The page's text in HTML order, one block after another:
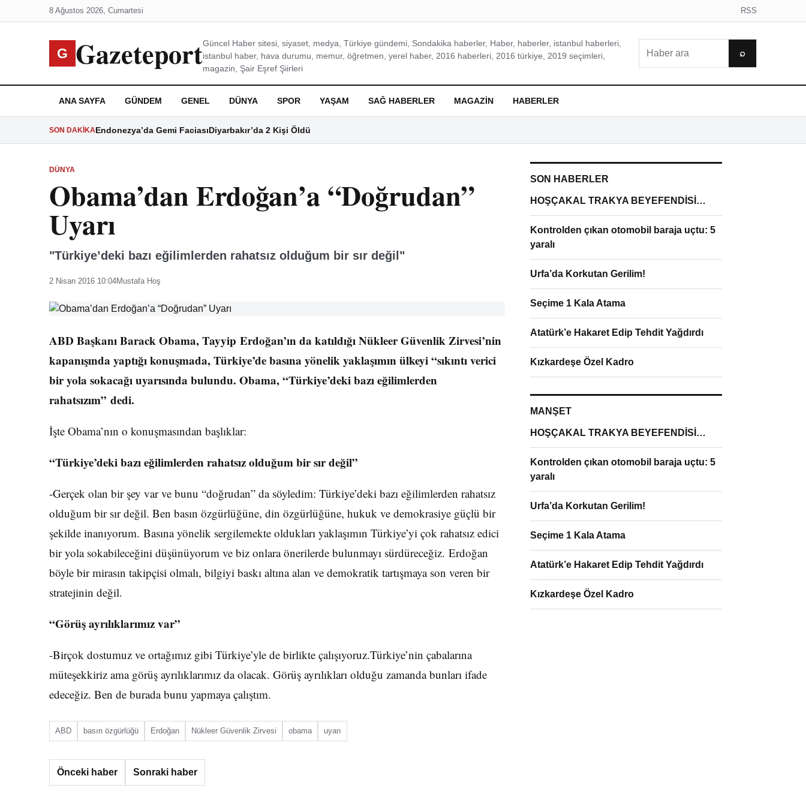
8 Ağustos 2026, Cumartesi RSS
G GazeteportGüncel Haber sitesi, siyaset, medya, Türkiye gündemi, Sondakika haberler, Haber, haberler, istanbul haberleri,
istanbul haber, hava durumu, memur, öğretmen, yerel haber, 2016 haberleri, 2016 türkiye, 2019 seçimleri,
magazin, Şair Eşref Şiirleri
⌕
ANA SAYFA GÜNDEM GENEL DÜNYA SPOR YAŞAM SAĞ HABERLER MAGAZIN HABERLER
SON DAKIKAEndonezya’da Gemi FaciasıDiyarbakır’da 2 Kişi Öldü
DÜNYA
Obama’dan Erdoğan’a “Doğrudan”
Uyarı
"Türkiye’deki bazı eğilimlerden rahatsız olduğum bir sır değil"
2 Nisan 2016 10:04Mustafa Hoş
ABD Başkanı Barack Obama, Tayyip Erdoğan’ın da katıldığı Nükleer Güvenlik Zirvesi’nin
kapanışında yaptığı konuşmada, Türkiye’de basına yönelik yaklaşımın ülkeyi “sıkıntı verici
bir yola sokacağı uyarısında bulundu. Obama, “Türkiye’deki bazı eğilimlerden
rahatsızım” dedi.
İşte Obama’nın o konuşmasından başlıklar:
“Türkiye’deki bazı eğilimlerden rahatsız olduğum bir sır değil”
-Gerçek olan bir şey var ve bunu “doğrudan” da söyledim: Türkiye’deki bazı eğilimlerden rahatsız
olduğum bir sır değil. Ben basın özgürlüğüne, din özgürlüğüne, hukuk ve demokrasiye güçlü bir
şekilde inanıyorum. Basına yönelik sergilemekte oldukları yaklaşımın Türkiye’yi çok rahatsız edici
bir yola sokabileceğini düşünüyorum ve biz onlara önerilerde bulunmayı sürdüreceğiz. Erdoğan
böyle bir mirasın takipçisi olmalı, bilgiyi baskı altına alan ve demokratik tartışmaya son veren bir
stratejinin değil.
“Görüş ayrılıklarımız var”
-Birçok dostumuz ve ortağımız gibi Türkiye’yle de birlikte çalışıyoruz.Türkiye’nin çabalarına
müteşekkiriz ama görüş ayrılıklarımız da olacak. Görüş ayrılıkları olduğu zamanda bunları ifade
edeceğiz. Ben de burada bunu yapmaya çalıştım.
ABD basın özgürlüğü Erdoğan Nükleer Güvenlik Zirvesi obama uyarı
Önceki haber Sonraki haber
SON HABERLER
HOŞÇAKAL TRAKYA BEYEFENDİSİ…
Kontrolden çıkan otomobil baraja uçtu: 5
yaralı
Urfa’da Korkutan Gerilim!
Seçime 1 Kala Atama
Atatürk’e Hakaret Edip Tehdit Yağdırdı
Kızkardeşe Özel Kadro
MANŞET
HOŞÇAKAL TRAKYA BEYEFENDİSİ…
Kontrolden çıkan otomobil baraja uçtu: 5
yaralı
Urfa’da Korkutan Gerilim!
Seçime 1 Kala Atama
Atatürk’e Hakaret Edip Tehdit Yağdırdı
Kızkardeşe Özel Kadro